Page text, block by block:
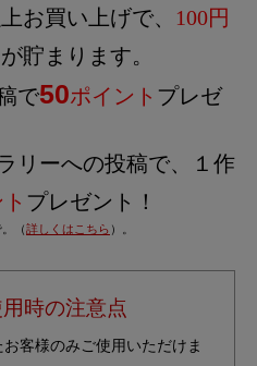
お買い上げで、 100円
が貯まります。
で50ポイント プレゼ
リーへの投稿で、１作
プレゼント！
（詳しくはこちら ）。
時の注意点
お客様のみご使用いただけま